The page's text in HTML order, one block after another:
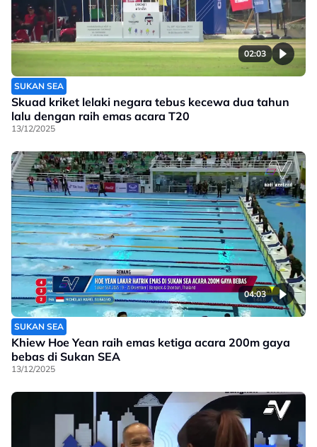
02:03
SUKAN SEA
Skuad kriket lelaki negara tebus kecewa dua tahun
lalu dengan raih emas acara T20
13/12/2025
04:03
SUKAN SEA
Khiew Hoe Yean raih emas ketiga acara 200m gaya
bebas di Sukan SEA
13/12/2025